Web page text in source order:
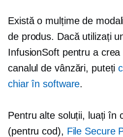
Există o mulțime de
de produs. Dacă utilizați
InfusionSoft pentru a
canalul de vânzări, puteți
chiar în software.
Pentru alte soluții, luați în
(pentru cod), File Secure